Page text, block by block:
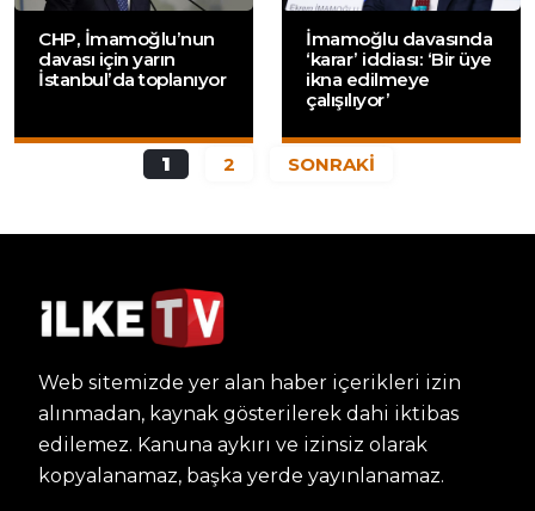
CHP, İmamoğlu’nun
davası için yarın
İstanbul’da toplanıyor
İmamoğlu davasında
‘karar’ iddiası: ‘Bir üye
ikna edilmeye
çalışılıyor’
1 2 SONRAKİ
Web sitemizde yer alan haber içerikleri izin
alınmadan, kaynak gösterilerek dahi iktibas
edilemez. Kanuna aykırı ve izinsiz olarak
kopyalanamaz, başka yerde yayınlanamaz.